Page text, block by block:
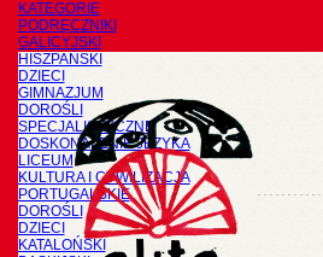
KATEGORIE
PODRĘCZNIKI
GALICYJSKI
HISZPAŃSKI
DZIECI
GIMNAZJUM
DOROŚLI
SPECJALISTYCZNE
DOSKONALENIE JĘZYKA
LICEUM
KULTURA I CYWILIZACJA
PORTUGALSKIE
DOROŚLI
DZIECI
KATALOŃSKI